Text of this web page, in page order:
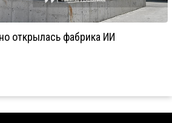
открылась фабрика ИИ